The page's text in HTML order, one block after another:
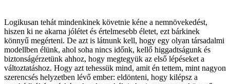
Logikusan tehát mindenkinek követnie kéne a nemnövekedést,
hiszen ki ne akarna jólétet és értelmesebb életet, ezt bárkinek
könnyű megérteni. De azt is látnunk kell, hogy egy olyan társadalmi
modellben élünk, ahol soha nincs időnk, kellő higgadtságunk és
biztonságérzetünk ahhoz, hogy megtegyük az első lépéseket a
változtatáshoz. Hogy azt tehessük mind, amit én tettem, mint nagyon
szerencsés helyzetben lévő ember: eldönteni, hogy kilépsz a